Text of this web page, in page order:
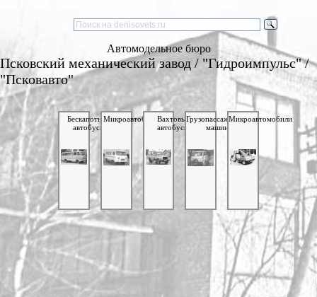
Автомодельное бюро
Псковский механический завод / "Гидроимпульс" /
"Псковавто"
Бескапотные
автобусы
МикроавтобусыВахтовые
автобусы
Грузопассажирские
машины
Микроавтомобили